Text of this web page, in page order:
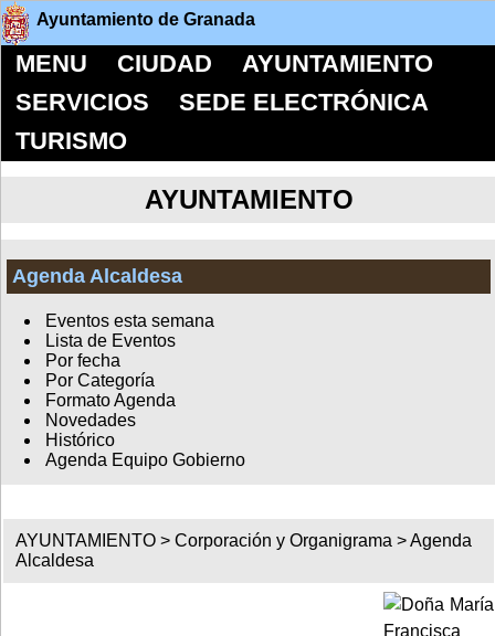
Ayuntamiento de Granada
MENU CIUDAD
AYUNTAMIENTO
SERVICIOS
SEDE ELECTRÓNICA
TURISMO
AYUNTAMIENTO
Agenda Alcaldesa
Eventos esta semana
Lista de Eventos
Por fecha
Por Categoría
Formato Agenda
Novedades
Histórico
Agenda Equipo Gobierno
AYUNTAMIENTO >Corporación y Organigrama >Agenda
Alcaldesa